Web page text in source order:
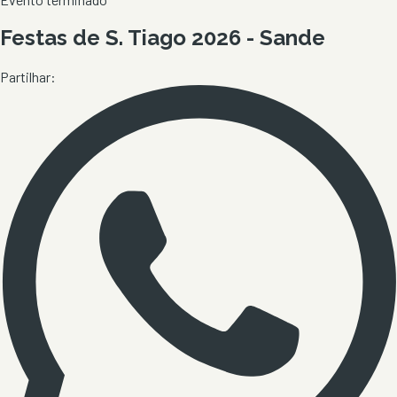
Festas de S. Tiago 2026 - Sande
Partilhar: